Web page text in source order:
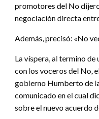
promotores del No
negociación directa
Además, precisó: «No
La víspera, al termino de
con los voceros del No,
gobierno Humberto de
comunicado en el cual
sobre el nuevo acuerdo